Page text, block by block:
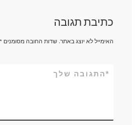
כתיבת תגובה
האימייל לא יוצג באתר. שדות החובה מסומנים*
התגובה שלך*